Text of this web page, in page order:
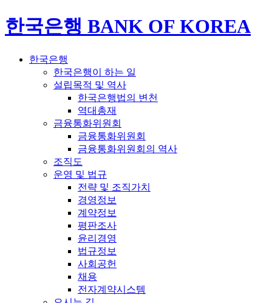
한국은행 BANK OF KOREA
한국은행
한국은행이 하는 일
설립목적 및 역사
한국은행법의 변천
역대총재
금융통화위원회
금융통화위원회
금융통화위원회의 역사
조직도
운영 및 법규
전략 및 조직가치
경영정보
계약정보
평판조사
윤리경영
법규정보
사회공헌
채용
전자계약시스템